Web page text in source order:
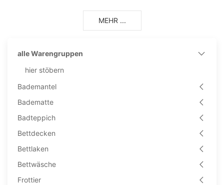
MEHR ...
alle Warengruppen
hier stöbern
Bademantel
Badematte
Badteppich
Bettdecken
Bettlaken
Bettwäsche
Frottier